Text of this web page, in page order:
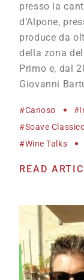
presso la
d’Alpone,
produce da
della zona
Primo e, dal
Giovanni
#Canoso
#Soave
#wine Talks
READ